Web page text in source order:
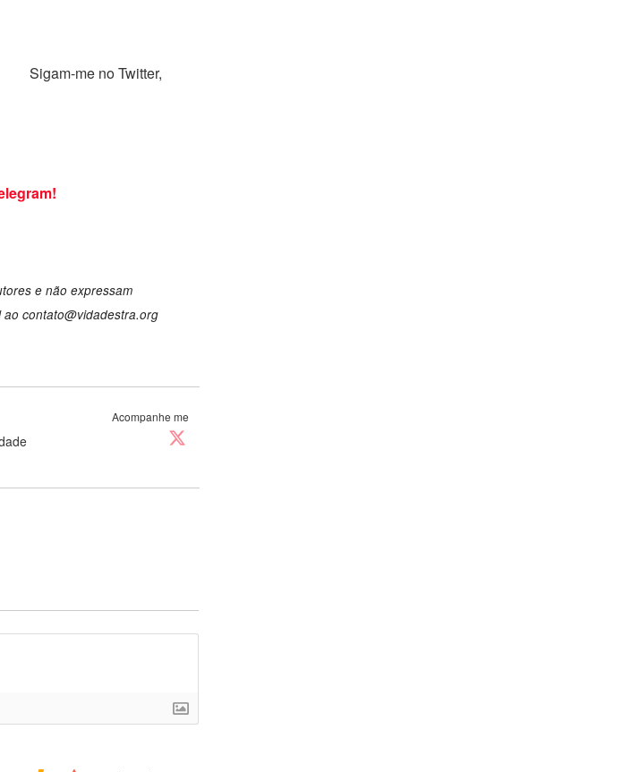
me no Twitter,
e não expressam
ao contato@vidadestra.org
Acompanhe me